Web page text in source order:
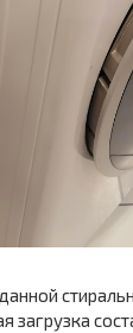
загрузка